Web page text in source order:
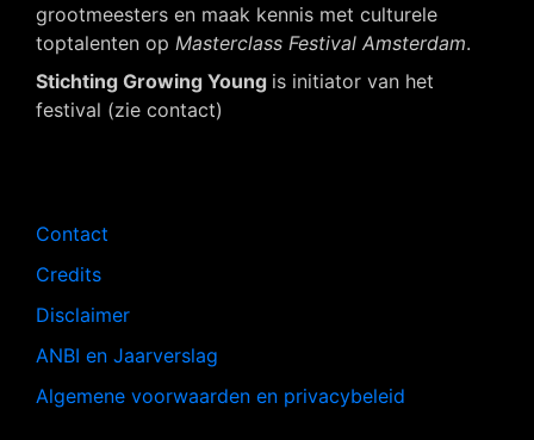
grootmeesters en maak kennis met culturele
toptalenten op Masterclass Festival Amsterdam.
Stichting Growing Young is initiator van het
festival (zie contact)
Contact
Credits
Disclaimer
ANBI en Jaarverslag
Algemene voorwaarden en privacybeleid